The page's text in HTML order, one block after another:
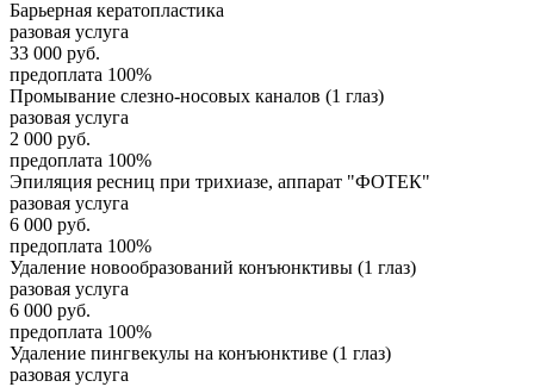
Барьерная кератопластика
разовая услуга
33 000 руб.
предоплата 100%
Промывание слезно-носовых каналов (1 глаз)
разовая услуга
2 000 руб.
предоплата 100%
Эпиляция ресниц при трихиазе, аппарат "ФОТЕК"
разовая услуга
6 000 руб.
предоплата 100%
Удаление новообразований конъюнктивы (1 глаз)
разовая услуга
6 000 руб.
предоплата 100%
Удаление пингвекулы на конъюнктиве (1 глаз)
разовая услуга